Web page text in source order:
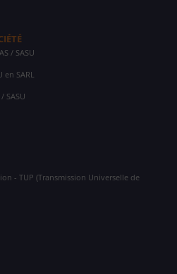
/ SASU
en SARL
SASU
- TUP (Transmission Universelle de